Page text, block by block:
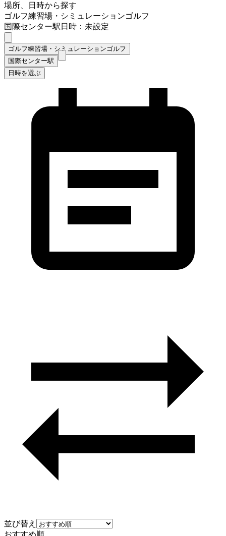
場所、日時から探す
ゴルフ練習場・シミュレーションゴルフ
国際センター駅日時：未設定
ゴルフ練習場・シミュレーションゴルフ
国際センター駅
日時を選ぶ
並び替え